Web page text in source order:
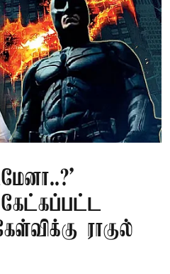
கேட்கப்பட்ட
ராகுல்